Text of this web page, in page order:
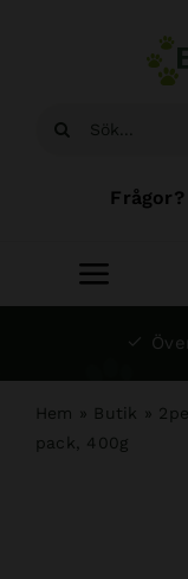
Sök
Frågor?
Toggle
Hundsalong
Hem » Butik »
pack, 400g